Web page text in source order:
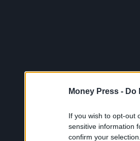
Money Press - Do
If you wish to opt-out
sensitive information
confirm your